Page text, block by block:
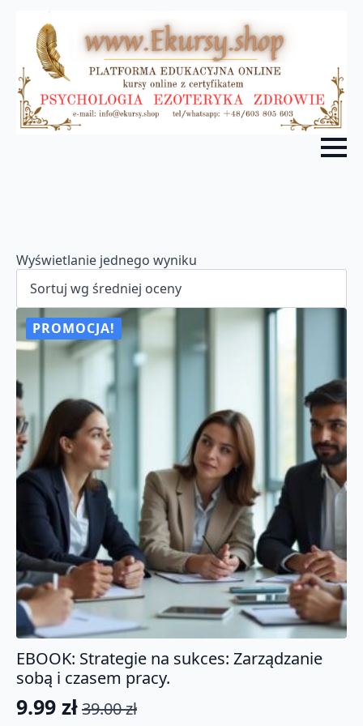
Wyświetlanie jednego wyniku
PROMOCJA!
EBOOK: Strategie na sukces: Zarządzanie
sobą i czasem pracy.
39.00zł
Pierwotna
9.99 zł
Aktualna